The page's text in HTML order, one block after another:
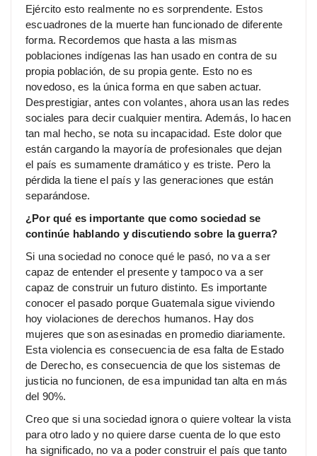
Ejército esto realmente no es sorprendente. Estos
escuadrones de la muerte han funcionado de diferente
forma. Recordemos que hasta a las mismas
poblaciones indígenas las han usado en contra de su
propia población, de su propia gente. Esto no es
novedoso, es la única forma en que saben actuar.
Desprestigiar, antes con volantes, ahora usan las redes
sociales para decir cualquier mentira. Además, lo hacen
tan mal hecho, se nota su incapacidad. Este dolor que
están cargando la mayoría de profesionales que dejan
el país es sumamente dramático y es triste. Pero la
pérdida la tiene el país y las generaciones que están
separándose.
¿Por qué es importante que como sociedad se
continúe hablando y discutiendo sobre la guerra?
Si una sociedad no conoce qué le pasó, no va a ser
capaz de entender el presente y tampoco va a ser
capaz de construir un futuro distinto. Es importante
conocer el pasado porque Guatemala sigue viviendo
hoy violaciones de derechos humanos. Hay dos
mujeres que son asesinadas en promedio diariamente.
Esta violencia es consecuencia de esa falta de Estado
de Derecho, es consecuencia de que los sistemas de
justicia no funcionen, de esa impunidad tan alta en más
del 90%.
Creo que si una sociedad ignora o quiere voltear la vista
para otro lado y no quiere darse cuenta de lo que esto
ha significado, no va a poder construir el país que tanto